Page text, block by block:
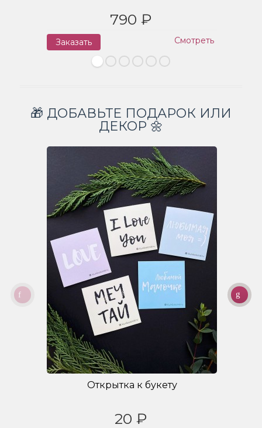
790 ₽
Заказать Смотреть
🎁 ДОБАВЬТЕ ПОДАРОК ИЛИ
ДЕКОР 🌼
Открытка к букету
20 ₽